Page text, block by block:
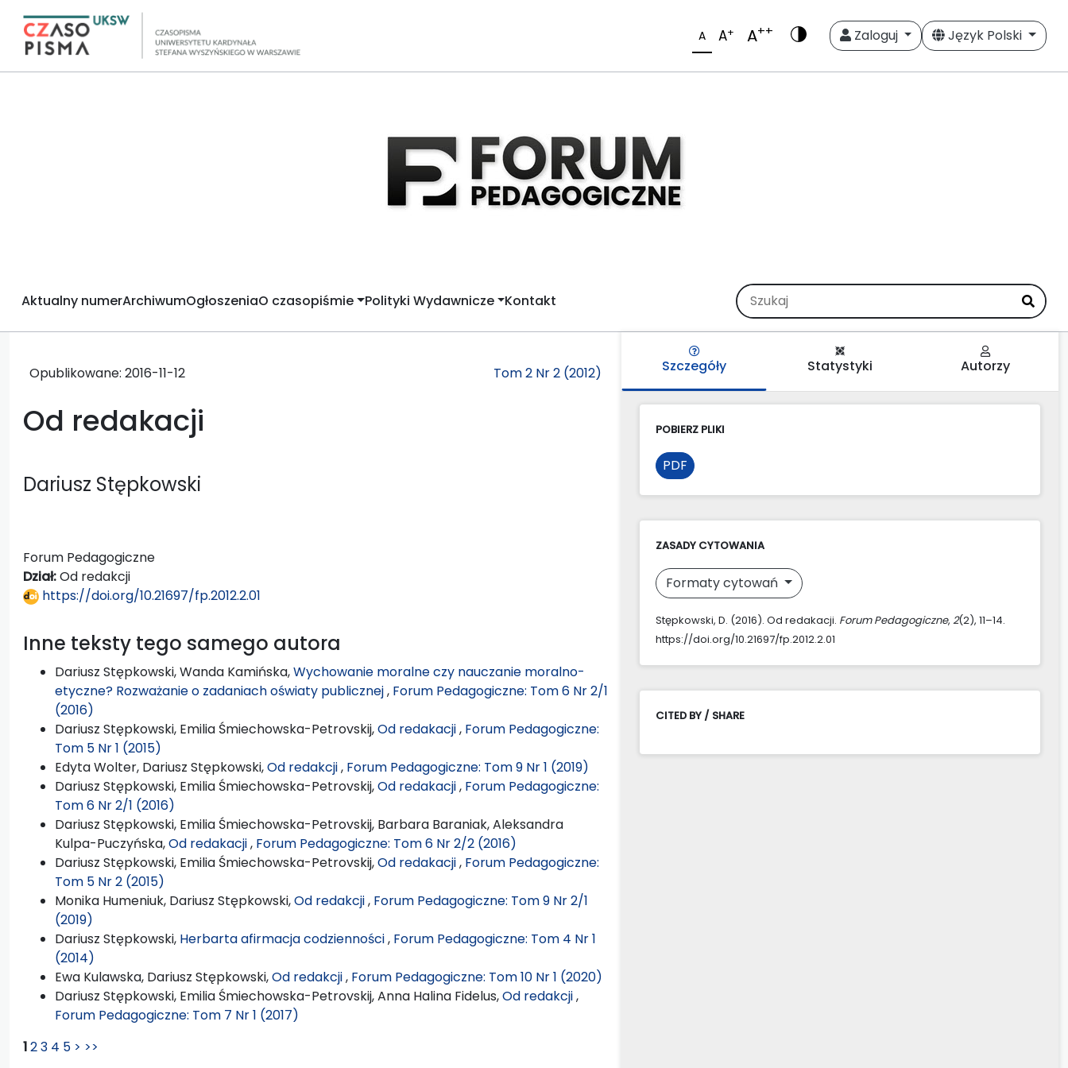
A A+ A++ Zaloguj Język Polski
Aktualny numerArchiwumOgłoszeniaO czasopiśmie Polityki Wydawnicze Kontakt
Opublikowane: 2016-11-12 Tom 2 Nr 2 (2012)
Od redakacji
Dariusz Stępkowski
Forum Pedagogiczne
Dział:Od redakcji
https://doi.org/10.21697/fp.2012.2.01
Inne teksty tego samego autora
Dariusz Stępkowski, Wanda Kamińska,Wychowanie moralne czy nauczanie moralno-
etyczne? Rozważanie o zadaniach oświaty publicznej, Forum Pedagogiczne: Tom 6 Nr 2/1
(2016)
Dariusz Stępkowski, Emilia Śmiechowska-Petrovskij,Od redakacji, Forum Pedagogiczne:
Tom 5 Nr 1 (2015)
Edyta Wolter, Dariusz Stępkowski,Od redakcji, Forum Pedagogiczne: Tom 9 Nr 1 (2019)
Dariusz Stępkowski, Emilia Śmiechowska-Petrovskij,Od redakacji, Forum Pedagogiczne:
Tom 6 Nr 2/1 (2016)
Dariusz Stępkowski, Emilia Śmiechowska-Petrovskij, Barbara Baraniak, Aleksandra
Kulpa-Puczyńska,Od redakacji, Forum Pedagogiczne: Tom 6 Nr 2/2 (2016)
Dariusz Stępkowski, Emilia Śmiechowska-Petrovskij,Od redakacji, Forum Pedagogiczne:
Tom 5 Nr 2 (2015)
Monika Humeniuk, Dariusz Stępkowski,Od redakcji, Forum Pedagogiczne: Tom 9 Nr 2/1
(2019)
Dariusz Stępkowski, Herbarta afirmacja codzienności, Forum Pedagogiczne: Tom 4 Nr 1
(2014)
Ewa Kulawska, Dariusz Stępkowski,Od redakcji, Forum Pedagogiczne: Tom 10 Nr 1 (2020)
Dariusz Stępkowski, Emilia Śmiechowska-Petrovskij, Anna Halina Fidelus,Od redakcji,
Forum Pedagogiczne: Tom 7 Nr 1 (2017)
123 4 5 > >>
Szczegóły Statystyki Autorzy
POBIERZ PLIKI
PDF
ZASADY CYTOWANIA
Formaty cytowań
Stępkowski, D. (2016). Od redakacji. Forum Pedagogiczne, 2(2), 11–14.
https://doi.org/10.21697/fp.2012.2.01
CITED BY / SHARE